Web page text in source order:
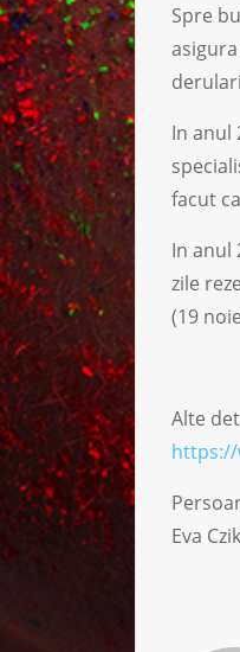
Spre
In anul
facut
In anul
zile
(19
Alte
https://
Eva